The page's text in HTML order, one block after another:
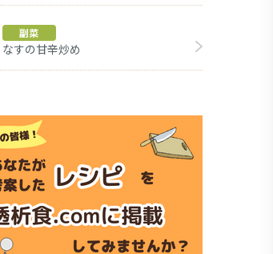
副菜
なすの甘辛炒め